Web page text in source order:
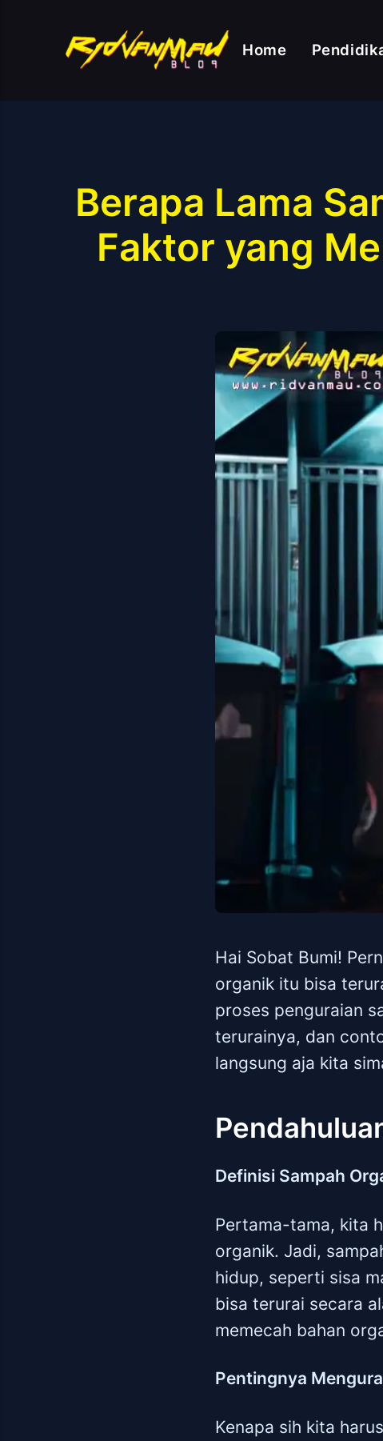
Home
Berapa Lama
Faktor yang
Hai Sobat Bumi!
organik itu bisa
proses penguraian
terurainya, dan
langsung aja kita
Definisi Sampah
Pertama-tama, kita
organik. Jadi,
hidup, seperti sisa
bisa terurai secara
memecah bahan
Pentingnya
Kenapa sih kita